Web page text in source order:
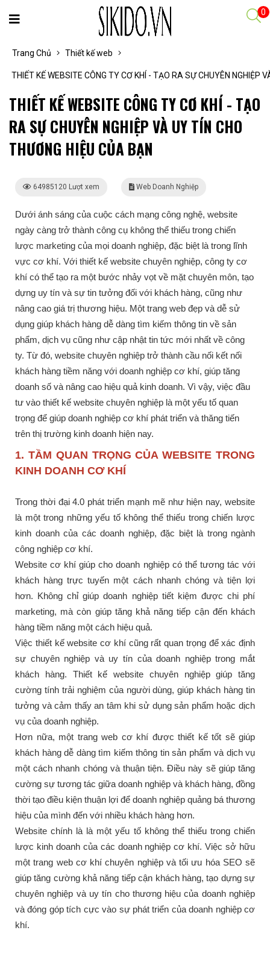
0
Trang Chủ Thiết kế web
THIẾT KẾ WEBSITE CÔNG TY CƠ KHÍ - TẠO RA SỰ CHUYÊN NGHIỆP
THIẾT KẾ WEBSITE CÔNG TY CƠ KHÍ - TẠO
RA SỰ CHUYÊN NGHIỆP VÀ UY TÍN CHO
THƯƠNG HIỆU CỦA BẠN
64985120 Lượt xem Web Doanh Nghiệp
Dưới ánh sáng của cuộc cách mạng công nghệ, website
ngày càng trở thành công cụ không thể thiếu trong chiến
lược marketing của mọi doanh nghiệp, đặc biệt là trong lĩnh
vực cơ khí. Với thiết kế website chuyên nghiệp, công ty cơ
khí có thể tạo ra một bước nhảy vọt về mặt chuyên môn, tạo
dựng uy tín và sự tin tưởng đối với khách hàng, cũng như
nâng cao giá trị thương hiệu. Một trang web đẹp và dễ sử
dụng giúp khách hàng dễ dàng tìm kiếm thông tin về sản
phẩm, dịch vụ cũng như cập nhật tin tức mới nhất về công
ty. Từ đó, website chuyên nghiệp trở thành cầu nối kết nối
khách hàng tiềm năng với doanh nghiệp cơ khí, giúp tăng
doanh số và nâng cao hiệu quả kinh doanh. Vì vậy, việc đầu
tư vào thiết kế website chuyên nghiệp là một yếu tố quan
trọng để giúp doanh nghiệp cơ khí phát triển và thăng tiến
trên thị trường kinh doanh hiện nay.
1. TẦM QUAN TRỌNG CỦA WEBSITE TRONG
KINH DOANH CƠ KHÍ
Trong thời đại 4.0 phát triển mạnh mẽ như hiện nay, website
là một trong những yếu tố không thể thiếu trong chiến lược
kinh doanh của các doanh nghiệp, đặc biệt là trong ngành
công nghiệp cơ khí.
Website cơ khí giúp cho doanh nghiệp có thể tương tác với
khách hàng trực tuyến một cách nhanh chóng và tiện lợi
hơn. Không chỉ giúp doanh nghiệp tiết kiệm được chi phí
marketing, mà còn giúp tăng khả năng tiếp cận đến khách
hàng tiềm năng một cách hiệu quả.
Việc thiết kế website cơ khí cũng rất quan trọng để xác định
sự chuyên nghiệp và uy tín của doanh nghiệp trong mắt
khách hàng. Thiết kế website chuyên nghiệp giúp tăng
cường tính trải nghiệm của người dùng, giúp khách hàng tin
tưởng và cảm thấy an tâm khi sử dụng sản phẩm hoặc dịch
vụ của doanh nghiệp.
Hơn nữa, một trang web cơ khí được thiết kế tốt sẽ giúp
khách hàng dễ dàng tìm kiếm thông tin sản phẩm và dịch vụ
một cách nhanh chóng và thuận tiện. Điều này sẽ giúp tăng
cường sự tương tác giữa doanh nghiệp và khách hàng, đồng
thời tạo điều kiện thuận lợi để doanh nghiệp quảng bá thương
hiệu của mình đến với nhiều khách hàng hơn.
Website chính là là một yếu tố không thể thiếu trong chiến
lược kinh doanh của các doanh nghiệp cơ khí. Việc sở hữu
một trang web cơ khí chuyên nghiệp và tối ưu hóa SEO sẽ
giúp tăng cường khả năng tiếp cận khách hàng, tạo dựng sự
chuyên nghiệp và uy tín cho thương hiệu của doanh nghiệp
và đóng góp tích cực vào sự phát triển của doanh nghiệp cơ
khí.